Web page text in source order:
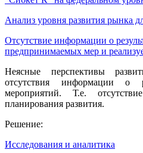
Анализ уровня развития рынка
Отсутствие информации о
предпринимаемых мер и
Неясные перспективы
отсутствия информации о
мероприятий. Т.е.
планирования развития.
Решение:
Исследования и аналитика